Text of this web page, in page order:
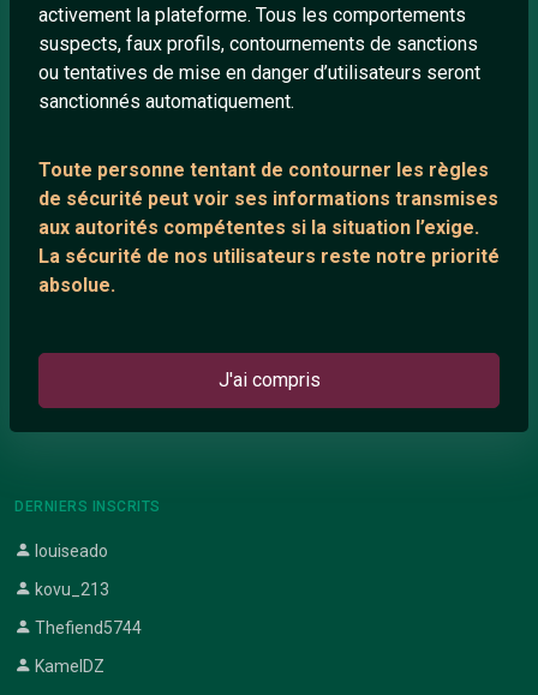
activement la plateforme. Tous les comportements
suspects, faux profils, contournements de sanctions
ou tentatives de mise en danger d’utilisateurs seront
sanctionnés automatiquement.
Toute personne tentant de contourner les règles
de sécurité peut voir ses informations transmises
aux autorités compétentes si la situation l’exige.
La sécurité de nos utilisateurs reste notre priorité
absolue.
J'ai compris
Nous contacter
ANNEXE
Support IRC
ARTICLES RÉCENTS
Témoignage de nathanaelle
DERNIERS INSCRITS
louiseado
kovu_213
Thefiend5744
KamelDZ